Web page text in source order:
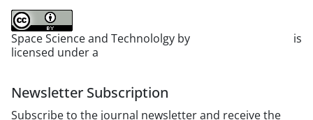
Space Science and Technololgy by
is
licensed under a
Newsletter Subscription
Subscribe to the journal newsletter and receive the